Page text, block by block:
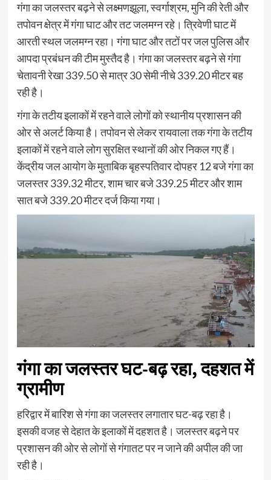
गंगा का जलस्तर बढ़ने से लक्ष्मणझूला, स्वर्गाश्रम, मुनि की रेती और
तपोवन क्षेत्र में गंगा घाट और तट जलमग्न रहे। त्रिवेणी घाट में
आरती स्थल जलमग्न रहा। गंगा घाट और तटों पर जल पुलिस और
आपदा प्रबंधन की टीम मुस्तैद है। गंगा का जलस्तर बढ़ने से गंगा
चेतावनी रेखा 339.50 से मात्र 30 सेमी नीचे 339.20 मीटर बह
रही है।
गंगा के तटीय इलाकों में रहने वाले लोगों को स्थानीय प्रशासन की
ओर से अलर्ट किया है। तपोवन से लेकर रायवाला तक गंगा के तटीय
इलाकों में रहने वाले लोग सुरक्षित स्थानों की ओर निकल गए हैं।
केंद्रीय जल आयोग के मुताबिक बृहस्पतिवार दोपहर 12 बजे गंगा का
जलस्तर 339.32 मीटर, शाम चार बजे 339.25 मीटर और शाम
सात बजे 339.20 मीटर दर्ज किया गया।
गंगा का जलस्तर घट-बढ़ रहा, दहशत में
ग्रामीण
हरिद्वार में बारिश से गंगा का जलस्तर लगातार घट-बढ़ रहा है।
इसकी वजह से देहात के इलाकों में दहशत है। जलस्तर बढ़ने पर
प्रशासन की ओर से लोगों से गंगातट पर न जाने की अपील की जा
रही है।